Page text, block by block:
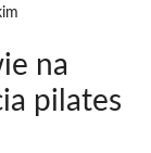
na
pilates